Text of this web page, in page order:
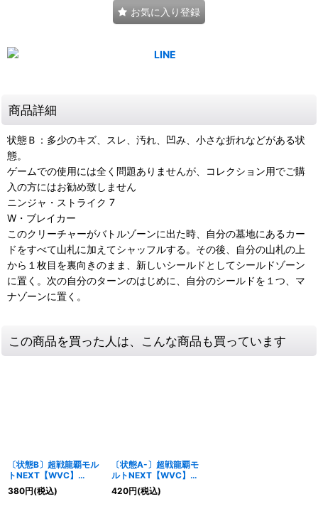
お気に入り登録
商品詳細
状態Ｂ：多少のキズ、スレ、汚れ、凹み、小さな折れなどがある状
態。
ゲームでの使用には全く問題ありませんが、コレクション用でご購
入の方にはお勧め致しません
ニンジャ・ストライク 7
W・ブレイカー
このクリーチャーがバトルゾーンに出た時、自分の墓地にあるカー
ドをすべて山札に加えてシャッフルする。その後、自分の山札の上
から１枚目を裏向きのまま、新しいシールドとしてシールドゾーン
に置く。次の自分のターンのはじめに、自分のシールドを１つ、マ
ナゾーンに置く。
この商品を買った人は、こんな商品も買っています
〔状態B〕超戦龍覇モル
トNEXT【WVC】
{RP1716A/20}《火》
380円(税込)
〔状態A-〕超戦龍覇モ
ルトNEXT【WVC】
{RP1716A/20}《火》
420円(税込)